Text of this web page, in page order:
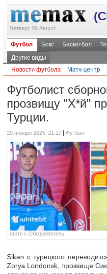
Четверг, 06 Август
Футбол Бокс Баскетбол
Другие виды
Новости футбола
Матч-центр
Футболист
прозвищу "Х*й"
Турции.
29 января 2025, 21:17 Футбол
фото с Обозреватель
Sikan с турецкого
Zorya Londonsk, прозвище